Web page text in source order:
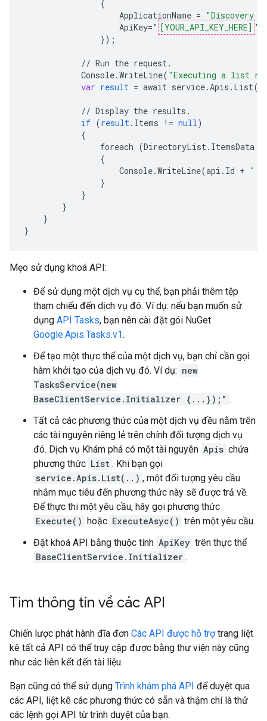
{
ApplicationName = "Discovery
ApiKey=" [YOUR_API_KEY_HERE] "
});
// Run the request.
Console.WriteLine( "Executing a list
var result = await service.Apis . List
// Display the results .
if (result. Items != null)
{
foreach (DirectoryList. ItemsData
{
Console.WriteLine(api . Id + "
}
}
}
}
}
Mẹo sử dụng khoá API:
Để sử dụng một dịch vụ cụ thể, bạn phải thêm tệp
tham chiếu đến dịch vụ đó. Ví dụ: nếu bạn muốn sử
dụng API Tasks, bạn nên cài đặt gói NuGet
Google.Apis.Tasks.v1.
Để tạo một thực thể của một dịch vụ, bạn chỉ cần gọi
hàm khởi tạo của dịch vụ đó. Ví dụ: new
TasksService(new
BaseClientService.Initializer {...});" .
Tất cả các phương thức của một dịch vụ đều nằm trên
các tài nguyên riêng lẻ trên chính đối tượng dịch vụ
đó. Dịch vụ Khám phá có một tài nguyên Apis chứa
phương thức List . Khi bạn gọi
service.Apis.List(..) , một đối tượng yêu cầu
nhắm mục tiêu đến phương thức này sẽ được trả về.
Để thực thi một yêu cầu, hãy gọi phương thức
Execute() hoặc ExecuteAsyc() trên một yêu cầu.
Đặt khoá API bằng thuộc tính ApiKey trên thực thể
BaseClientService.Initializer .
Tìm thông tin về các API
Chiến lược phát hành đĩa đơn Các API được hỗ trợtrang liệt
kê tất cả API có thể truy cập được bằng thư viện này cũng
như các liên kết đến tài liệu.
Bạn cũng có thể sử dụng Trình khám phá API để duyệt qua
các API, liệt kê các phương thức có sẵn và thậm chí là thử
các lệnh gọi API từ trình duyệt của bạn.